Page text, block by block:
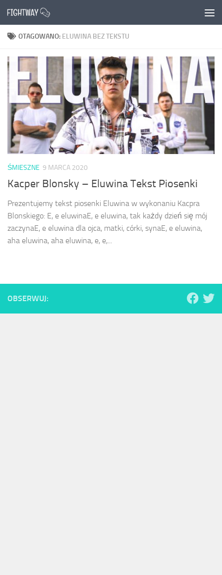
Przejdź do treści
OTAGOWANO: ELUWINA BEZ TEKSTU
ŚMIESZNE 9 MARCA 2020
Kacper Blonsky – Eluwina Tekst Piosenki
Prezentujemy tekst piosenki Eluwina w wykonaniu Kacpra
Blonskiego: E, e eluwinaE, e eluwina, tak każdy dzień się mój
zaczynaE, e eluwina dla ojca, matki, córki, synaE, e eluwina,
aha eluwina, aha eluwina, e, e,...
OBSERWUJ: